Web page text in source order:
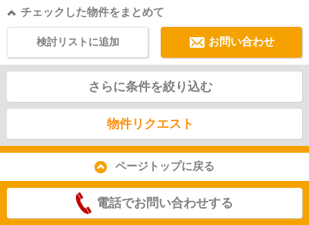
チェックした物件をまとめて
お問い合わせ
検討リストに追加
さらに条件を絞り込む
物件リクエスト
ページトップに戻る
電話でお問い合わせする